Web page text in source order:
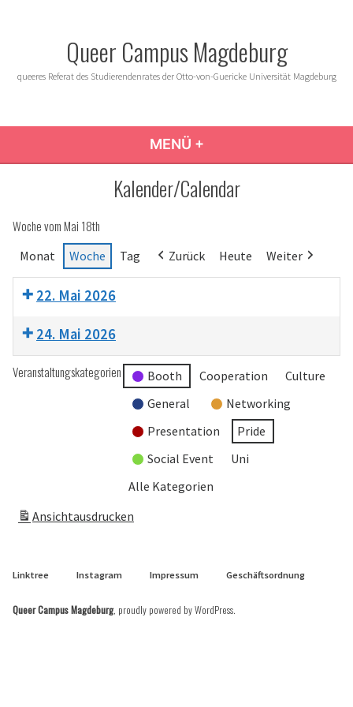
Queer Campus Magdeburg
queeres Referat des Studierendenrates der Otto-von-Guericke Universität Magdeburg
MENÜ +
Kalender/Calendar
Woche vom Mai 18th
Monat Woche Tag Zurück Heute Weiter
22. Mai 2026
24. Mai 2026
Veranstaltungskategorien Booth Cooperation
Culture
General
Networking
Presentation
Pride
Social Event
Uni
Alle Kategorien
Ansichtausdrucken
Linktree Instagram Impressum Geschäftsordnung
Queer Campus Magdeburg, proudly powered by WordPress.